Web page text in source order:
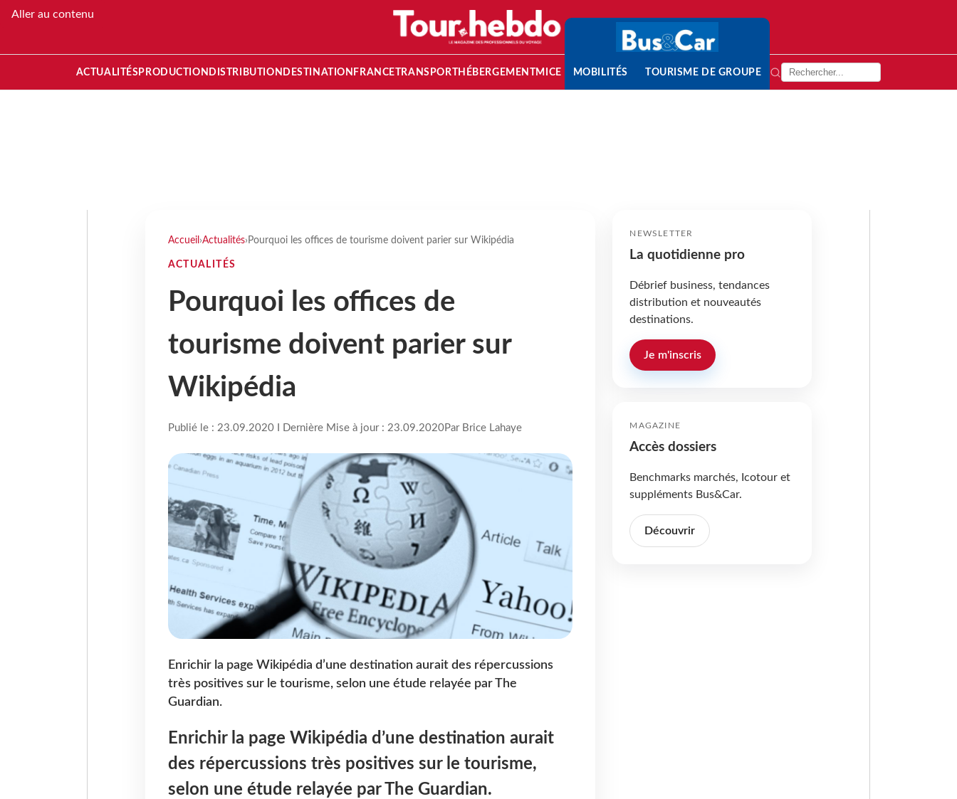
Aller au contenu
ACTUALITÉS PRODUCTION DISTRIBUTION DESTINATION FRANCETRANSPORT HÉBERGEMENTMICE MOBILITÉS TOURISME DE GROUPE
Accueil ›Actualités› Pourquoi les offices de tourisme doivent parier sur Wikipédia
ACTUALITÉS
Pourquoi les offices de
tourisme doivent parier sur
Wikipédia
Publié le : 23.09.2020 I Dernière Mise à jour : 23.09.2020Par Brice Lahaye
Enrichir la page Wikipédia d’une destination aurait des répercussions
très positives sur le tourisme, selon une étude relayée par The
Guardian.
Enrichir la page Wikipédia d’une destination aurait
des répercussions très positives sur le tourisme,
selon une étude relayée par The Guardian.
NEWSLETTER
La quotidienne pro
Débrief business, tendances
distribution et nouveautés
destinations.
Je m'inscris
MAGAZINE
Accès dossiers
Benchmarks marchés, Icotour et
suppléments Bus&Car.
Découvrir